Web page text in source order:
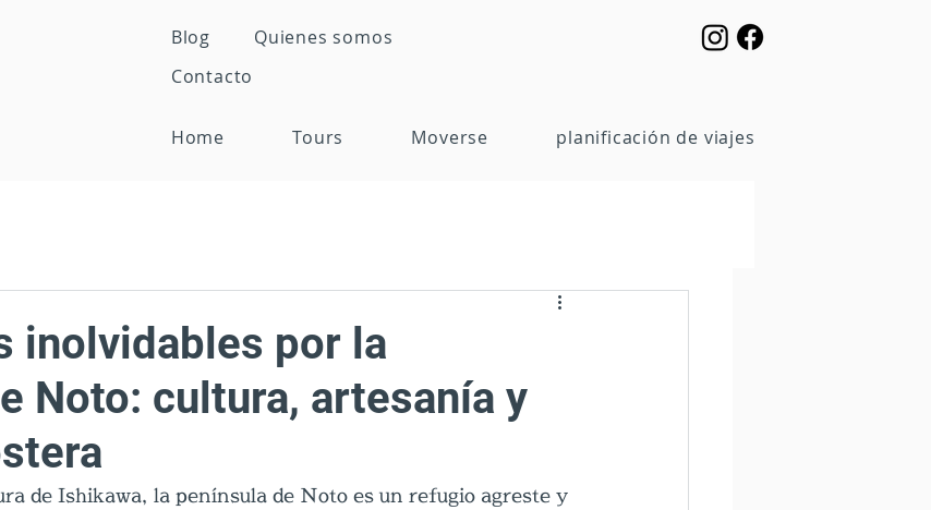
Blog
Quienes somos
Contacto
Home Tours Moverse planificación de viajes
inolvidables por la
Noto: cultura, artesanía y
de Ishikawa, la península de Noto es un refugio agreste y